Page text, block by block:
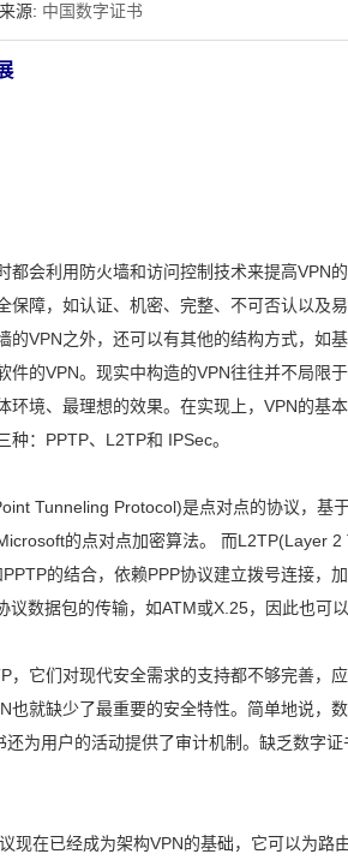
源: 中国数字证书
都会利用防火墙和访问控制技术来提高VPN
保障，如认证、机密、完整、不可否认以及
的VPN之外，还可以有其他的结构方式，如
件的VPN。现实中构造的VPN往往并不局限
环境、最理想的效果。在实现上，VPN的基
种：PPTP、L2TP和 IPSec。
Tunneling Protocol)是点对点的协议，基
的点对点加密算法。 而L2TP(Layer
的结合，依赖PPP协议建立拨号连接，
议数据包的传输，如ATM或X.25，因此也可
，它们对现代安全需求的支持都不够完善，
也就缺少了最重要的安全特性。简单地说，
还为用户的活动提供了审计机制。缺乏数字
现在已经成为架构VPN的基础，它可以为路